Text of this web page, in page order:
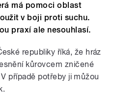
má pomoci oblast
v boji proti suchu.
praxí ale nesouhlasí.
republiky říká, že hráz
kůrovcem zničené
případě potřeby ji můžou